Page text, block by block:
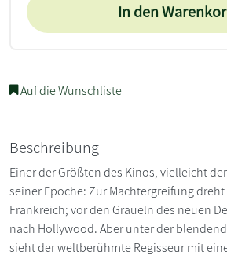
In den
Auf die Wunschliste
Beschreibung
Einer der Größten des Kinos, vielleicht
seiner Epoche: Zur Machtergreifung dreht
Frankreich; vor den Gräueln des neuen
nach Hollywood. Aber unter der
sieht der weltberühmte Regisseur mit